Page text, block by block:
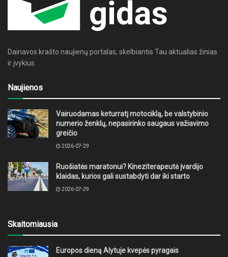
Dainavos krašto naujienų portalas, skelbiantis Tau aktualias žinias
ir įvykius.
Naujienos
Vairuodamas keturratį motociklą, be valstybinio
numerio ženklų, nepasirinko saugaus važiavimo
greičio
2026-07-29
Ruošiatės maratonui? Kineziterapeutė įvardijo
klaidas, kurios gali sustabdyti dar iki starto
2026-07-29
Skaitomiausia
Europos dieną Alytuje kvepės pyragais